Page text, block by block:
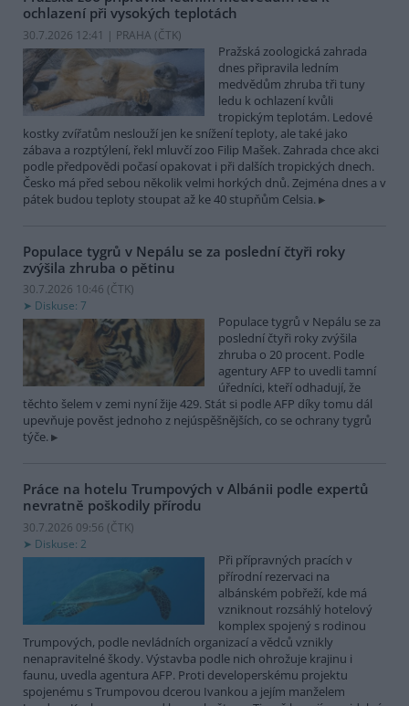
ochlazení při vysokých teplotách
30.7.2026 12:41 | PRAHA (ČTK)
Pražská zoologická zahrada
dnes připravila ledním
medvědům zhruba tři tuny
ledu k ochlazení kvůli
tropickým teplotám. Ledové
kostky zvířatům neslouží jen ke snížení teploty, ale také jako
zábava a rozptýlení, řekl mluvčí zoo Filip Mašek. Zahrada chce akci
podle předpovědi počasí opakovat i při dalších tropických dnech.
Česko má před sebou několik velmi horkých dnů. Zejména dnes a v
pátek budou teploty stoupat až ke 40 stupňům Celsia.
Populace tygrů v Nepálu se za poslední čtyři roky
zvýšila zhruba o pětinu
30.7.2026 10:46 (ČTK)
Diskuse: 7
Populace tygrů v Nepálu se za
poslední čtyři roky zvýšila
zhruba o 20 procent. Podle
agentury AFP to uvedli tamní
úředníci, kteří odhadují, že
těchto šelem v zemi nyní žije 429. Stát si podle AFP díky tomu dál
upevňuje pověst jednoho z nejúspěšnějších, co se ochrany tygrů
týče.
Práce na hotelu Trumpových v Albánii podle expertů
nevratně poškodily přírodu
30.7.2026 09:56 (ČTK)
Diskuse: 2
Při přípravných pracích v
přírodní rezervaci na
albánském pobřeží, kde má
vzniknout rozsáhlý hotelový
komplex spojený s rodinou
Trumpových, podle nevládních organizací a vědců vznikly
nenapravitelné škody. Výstavba podle nich ohrožuje krajinu i
faunu, uvedla agentura AFP. Proti developerskému projektu
spojenému s Trumpovou dcerou Ivankou a jejím manželem